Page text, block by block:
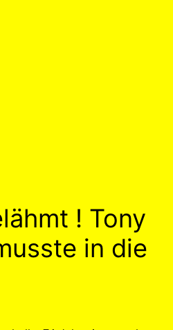
! Tony
in die